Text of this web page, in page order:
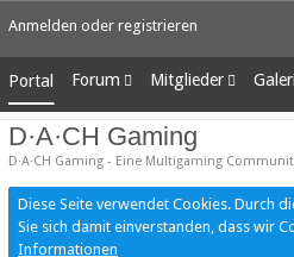
Anmelden oder registrieren
Portal Forum
Unerledigte Themen
Mitglieder
Letzte Aktivitäten
Benutzer online
Team-Mitglieder
Alben
Neue
D·A·CH Gaming
D·A·CH Gaming - Eine Multigaming
Diese Seite verwendet Cookies. Durch
Sie sich damit einverstanden, dass wir
Informationen